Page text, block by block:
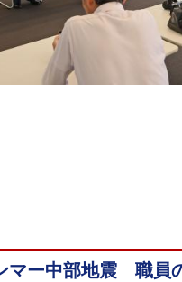
マー中部地震 職員